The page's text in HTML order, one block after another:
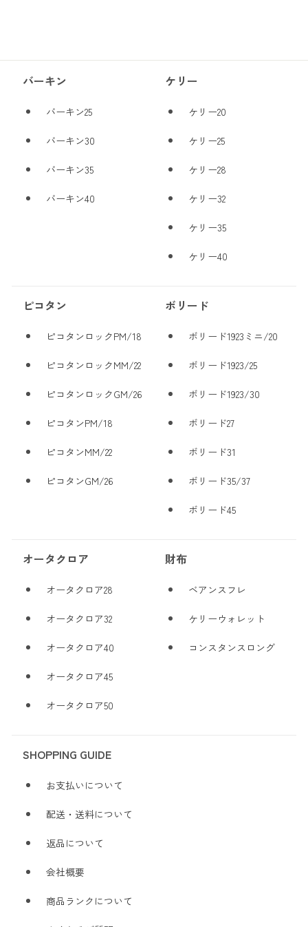
バーキン
バーキン25
バーキン30
バーキン35
バーキン40
ケリー
ケリー20
ケリー25
ケリー28
ケリー32
ケリー35
ケリー40
ピコタン
ピコタンロックPM/18
ピコタンロックMM/22
ピコタンロックGM/26
ピコタンPM/18
ピコタンMM/22
ピコタンGM/26
ボリード
ボリード1923ミニ/20
ボリード1923/25
ボリード1923/30
ボリード27
ボリード31
ボリード35/37
ボリード45
オータクロア
オータクロア28
オータクロア32
オータクロア40
オータクロア45
オータクロア50
財布
ベアンスフレ
ケリーウォレット
コンスタンスロング
SHOPPING GUIDE
お支払いについて
配送・送料について
返品について
会社概要
商品ランクについて